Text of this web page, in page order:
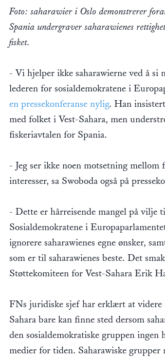
Foto: saharawier i Oslo demonstrerer
Spania undergraver saharawienes
fisket.
- Vi hjelper ikke saharawierne ved å si
lederen for sosialdemokratene i
en pressekonferanse nylig. Han
med folket i Vest-Sahara, men
fiskeriavtalen for Spania.
- Jeg ser ikke noen motsetning mellom
interesser, sa Swoboda også på
- Dette er hårreisende mangel på vilje
Sosialdemokratene i
ignorere saharawienes egne ønsker,
som er til saharawienes beste. Det
Støttekomiteen for Vest-Sahara Erik
FNs juridiske sjef har erklært at videre
Sahara bare kan finne sted dersom
den sosialdemokratiske gruppen
medier for tiden. Saharawiske